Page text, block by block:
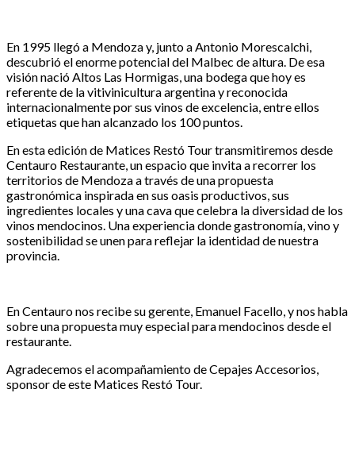
En 1995 llegó a Mendoza y, junto a Antonio Morescalchi,
descubrió el enorme potencial del Malbec de altura. De esa
visión nació Altos Las Hormigas, una bodega que hoy es
referente de la vitivinicultura argentina y reconocida
internacionalmente por sus vinos de excelencia, entre ellos
etiquetas que han alcanzado los 100 puntos.
En esta edición de Matices Restó Tour transmitiremos desde
Centauro Restaurante, un espacio que invita a recorrer los
territorios de Mendoza a través de una propuesta
gastronómica inspirada en sus oasis productivos, sus
ingredientes locales y una cava que celebra la diversidad de los
vinos mendocinos. Una experiencia donde gastronomía, vino y
sostenibilidad se unen para reflejar la identidad de nuestra
provincia.
En Centauro nos recibe su gerente, Emanuel Facello, y nos habla
sobre una propuesta muy especial para mendocinos desde el
restaurante.
Agradecemos el acompañamiento de Cepajes Accesorios,
sponsor de este Matices Restó Tour.